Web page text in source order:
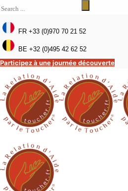
FR +33 (0)970 70 21 52
BE +32 (0)495 42 62 52
Participez à une journée découverte